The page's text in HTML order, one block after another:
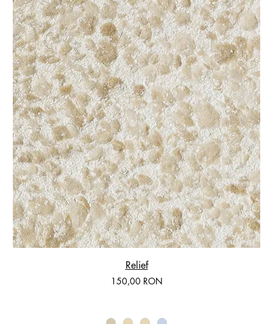
Relief
Preț
150,00 RON